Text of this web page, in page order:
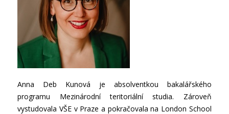
Anna Deb Kunová je absolventkou bakalářského
programu Mezinárodní teritoriální studia. Zároveň
vystudovala VŠE v Praze a pokračovala na London School